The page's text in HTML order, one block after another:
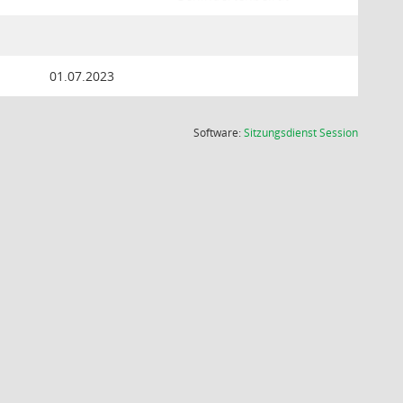
01.07.2023
Software:SitzungsdienstSession(Wird in